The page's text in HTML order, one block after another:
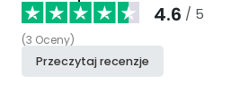
4.6 / 5
(3 Oceny)
Przeczytaj recenzje